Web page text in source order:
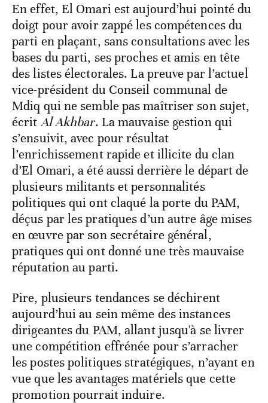
En effet, El Omari est aujourd’hui pointé du
doigt pour avoir zappé les compétences du
parti en plaçant, sans consultations avec les
bases du parti, ses proches et amis en tête
des listes électorales. La preuve par l’actuel
vice-président du Conseil communal de
Mdiq qui ne semble pas maîtriser son sujet,
écritAl Akhbar. La mauvaise gestion qui
s’ensuivit, avec pour résultat
l’enrichissement rapide et illicite du clan
d’El Omari, a été aussi derrière le départ de
plusieurs militants et personnalités
politiques qui ont claqué la porte du PAM,
déçus par les pratiques d’un autre âge mises
en œuvre par son secrétaire général,
pratiques qui ont donné une très mauvaise
réputation au parti.
Pire, plusieurs tendances se déchirent
aujourd’hui au sein même des instances
dirigeantes du PAM, allant jusqu'à se livrer
une compétition effrénée pour s’arracher
les postes politiques stratégiques, n’ayant en
vue que les avantages matériels que cette
promotion pourrait induire.